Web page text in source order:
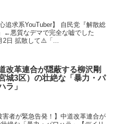
追求系YouTuber】 自民党『解散総
←悪質なデマで完全な嘘でした
2日 拡散して⚠️「...
改革連合が隠蔽する柳沢剛
宮城3区）の壮絶な「暴力・パ
ラ」
者が緊急告発！】中道改革連合が